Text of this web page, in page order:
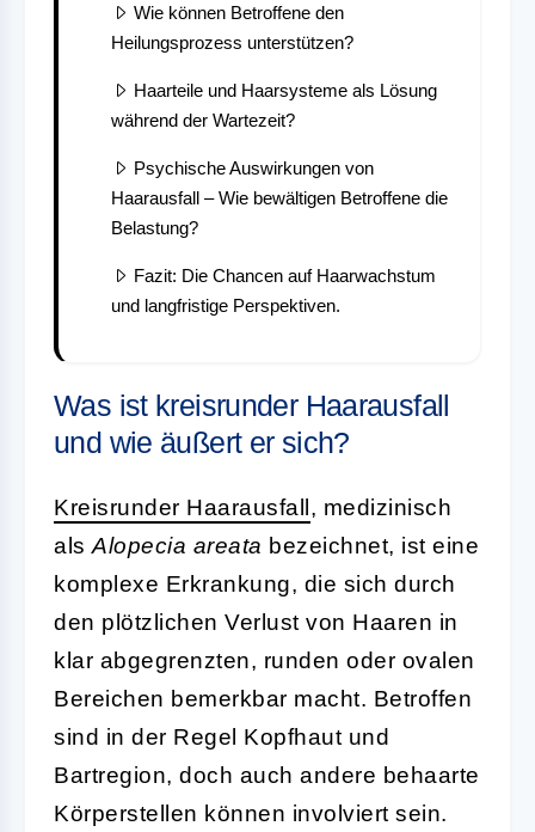
Wie können Betroffene den
Heilungsprozess unterstützen?
Haarteile und Haarsysteme als Lösung
während der Wartezeit?
Psychische Auswirkungen von
Haarausfall – Wie bewältigen Betroffene die
Belastung?
Fazit: Die Chancen auf Haarwachstum
und langfristige Perspektiven.
Was ist kreisrunder Haarausfall
und wie äußert er sich?
Kreisrunder Haarausfall , medizinisch
als Alopecia areata bezeichnet, ist eine
komplexe Erkrankung, die sich durch
den plötzlichen Verlust von Haaren in
klar abgegrenzten, runden oder ovalen
Bereichen bemerkbar macht. Betroffen
sind in der Regel Kopfhaut und
Bartregion, doch auch andere behaarte
Körperstellen können involviert sein.